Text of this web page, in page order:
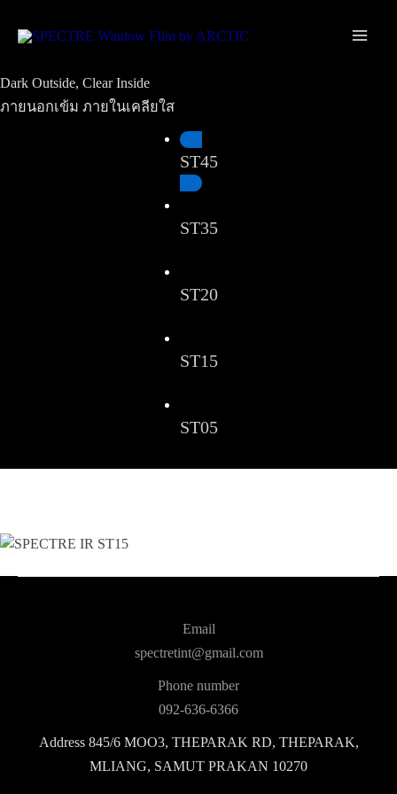
to
Dark Outside, Clear Inside
ภายนอกเข้ม ภายในเคลียใส
ST45
ST35
ST20
ST15
ST05
Email
spectretint@gmail.com
Phone number
092-636-6366
Address845/6 MOO3, THEPARAK RD, THEPARAK,
MLIANG, SAMUT PRAKAN 10270